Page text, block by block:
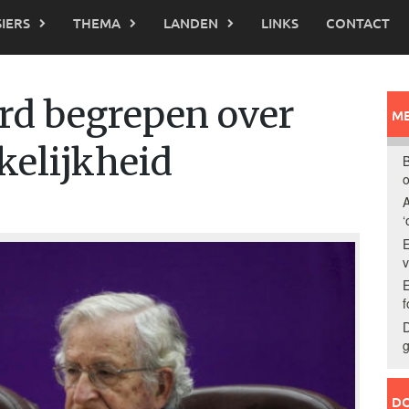
THEMA LANDEN LINKS CONTACT
begrepen over